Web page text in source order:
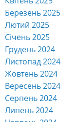
Березень 2026
Лютий 2026
Січень 2026
Грудень 2025
Листопад 2025
Жовтень 2025
Вересень 2025
Серпень 2025
Липень 2025
Червень 2025